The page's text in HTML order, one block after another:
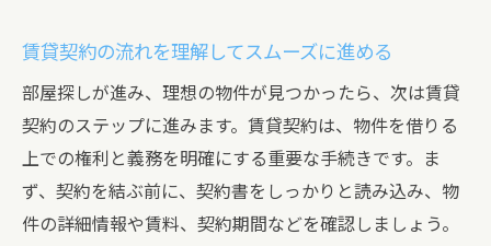
賃貸契約の流れを理解してスムーズに進める
部屋探しが進み、理想の物件が見つかったら、次は賃貸
契約のステップに進みます。賃貸契約は、物件を借りる
上での権利と義務を明確にする重要な手続きです。ま
ず、契約を結ぶ前に、契約書をしっかりと読み込み、物
件の詳細情報や賃料、契約期間などを確認しましょう。